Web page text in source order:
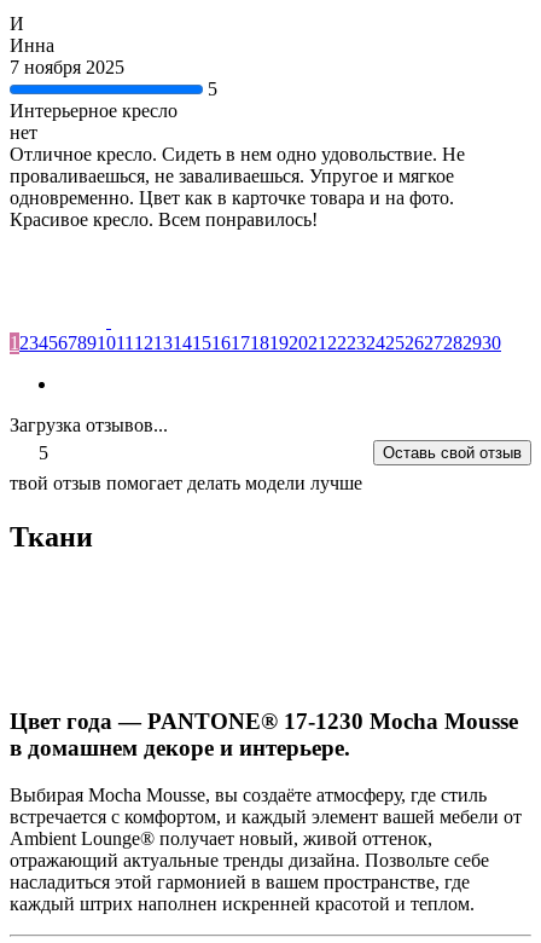
И
Инна
7 ноября 2025
5
Интерьерное кресло
нет
Отличное кресло. Сидеть в нем одно удовольствие. Не
проваливаешься, не заваливаешься. Упругое и мягкое
одновременно. Цвет как в карточке товара и на фото.
Красивое кресло. Всем понравилось!
1 234567891011 12131415161718192021 222324252627282930
Загрузка отзывов...
5
Оставь свой отзыв
твой отзыв помогает делать модели лучше
Ткани
Цвет года — PANTONE® 17-1230 Mocha Mousse
в домашнем декоре и интерьере.
Выбирая Mocha Mousse, вы создаёте атмосферу, где стиль
встречается с комфортом, и каждый элемент вашей мебели от
Ambient Lounge® получает новый, живой оттенок,
отражающий актуальные тренды дизайна. Позвольте себе
насладиться этой гармонией в вашем пространстве, где
каждый штрих наполнен искренней красотой и теплом.